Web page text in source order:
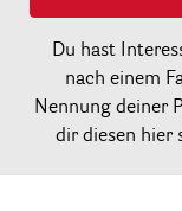
Du hast
nach einem
Nennung deiner
dir diesen hier